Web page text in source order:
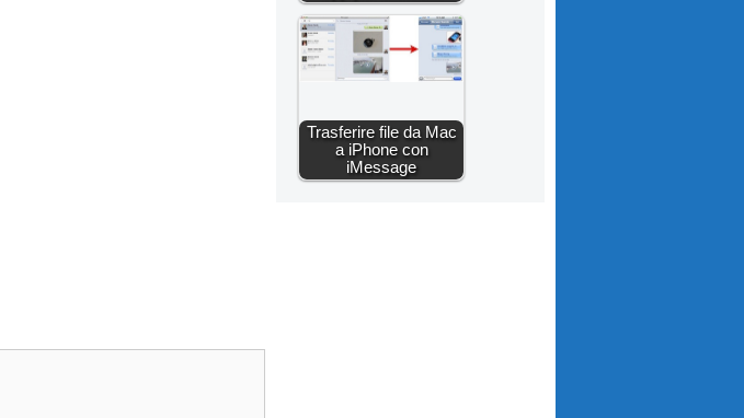
Trasferire file da Mac
a iPhone con
iMessage